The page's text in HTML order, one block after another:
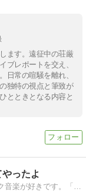
ます。遠征中の荘厳
ブレポートを交え、
日常の喧騒を離れ、
独特の視点と筆致が
とときとなる内容と
ったよ
クラシック音楽、「のだめ」などクラシック音楽が好きです。「のだめちゃん」にはまっています。